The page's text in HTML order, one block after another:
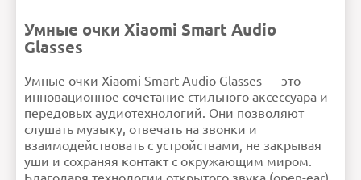
Умные очки Xiaomi Smart Audio
Glasses
Умные очки Xiaomi Smart Audio Glasses — это
инновационное сочетание стильного аксессуара и
передовых аудиотехнологий. Они позволяют
слушать музыку, отвечать на звонки и
взаимодействовать с устройствами, не закрывая
уши и сохраняя контакт с окружающим миром.
шумоподавление
Интерфейсы
Вес грамм.
Ошибка в описании?
Кабель для зарядки аккумулятора
обычный текст!
Продолжить